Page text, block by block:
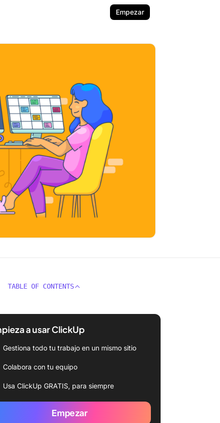
Empezar
TABLE OF CONTENTS
a usar ClickUp
Gestiona todo tu trabajo en un mismo sitio
Colabora con tu equipo
Usa ClickUp GRATIS, para siempre
Empezar